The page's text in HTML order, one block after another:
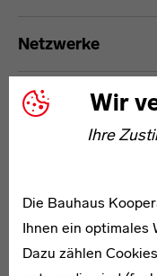
Wir
Ihre
Die Bauhaus
Ihnen ein optimales
Dazu zählen
Netzwerke